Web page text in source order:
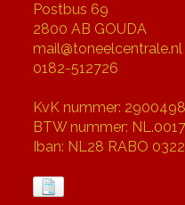
Postbus 69
2800 AB GOUDA
mail@toneelcentrale.nl
0182-512726
KvK nummer:
BTW nummer:
Iban: NL28 RABO